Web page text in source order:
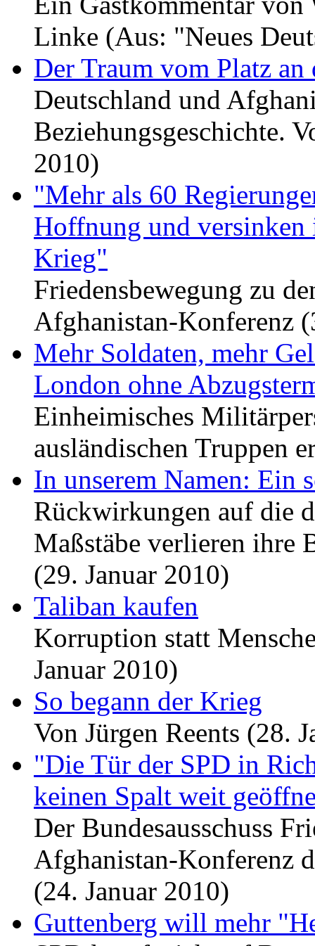
Linke (Aus: "Neues
Der Traum vom Platz an
Deutschland und
Beziehungsgeschichte.
2010)
"Mehr als 60
Hoffnung und versinken
Krieg"
Friedensbewegung zu
Afghanistan-Konferenz
Mehr Soldaten, mehr
London ohne
Einheimisches
ausländischen Truppen
In unserem Namen: Ein
Rückwirkungen auf die
Maßstäbe verlieren ihre
(29. Januar 2010)
Taliban kaufen
Korruption statt
Januar 2010)
So begann der Krieg
Von Jürgen Reents (28.
"Die Tür der SPD in
keinen Spalt weit
Der Bundesausschuss
Afghanistan-Konferenz
(24. Januar 2010)
Guttenberg will mehr